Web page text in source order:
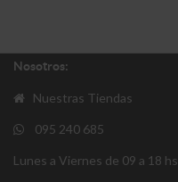
Nosotros:
Nuestras Tiendas
095 240 685
Lunes a Viernes de 09 a 18 hs